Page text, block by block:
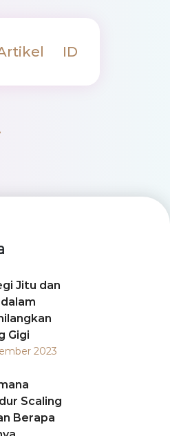
ID
Jitu dan
Gigi
2023
Scaling
Berapa